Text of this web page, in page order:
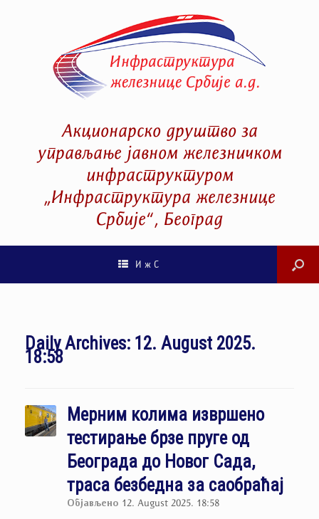
Акционарско друштво за
управљање јавном железничком
инфраструктуром
„Инфраструктура железнице
Србије“, Београд
И ж С
Daily Archives: 12. August 2025.
18:58
Мерним колима извршено
тестирање брзе пруге од
Београда до Новог Сада,
траса безбедна за саобраћај
Објављено 12. August 2025. 18:58